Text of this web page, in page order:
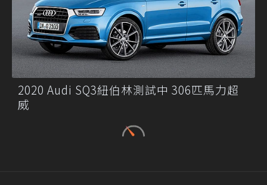
2020 Audi SQ3紐伯林測試中 306匹馬力超
威